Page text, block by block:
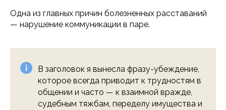
Одна из главных причин болезненных расставаний
— нарушение коммуникации в паре.
В заголовок я вынесла фразу-убеждение,
которое всегда приводит к трудностям в
общении и часто — к взаимной вражде,
судебным тяжбам, переделу имущества и